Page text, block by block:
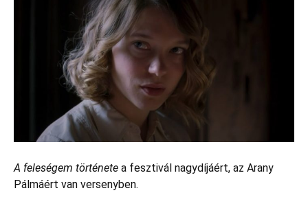
A feleségem története a fesztivál nagydíjáért, az Arany
Pálmáért van versenyben.